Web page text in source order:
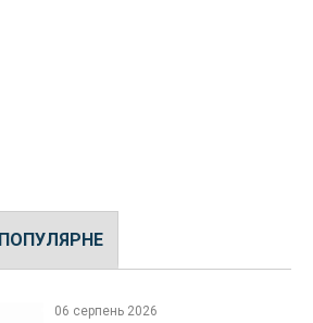
ПОПУЛЯРНЕ
06 серпень 2026